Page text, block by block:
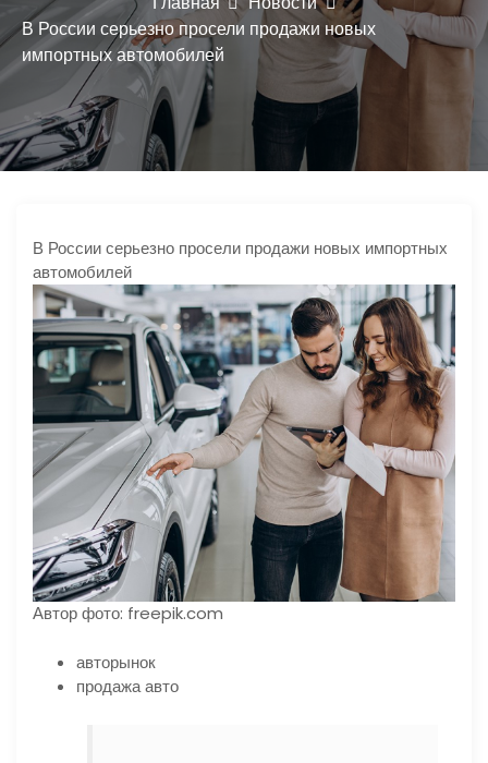
у
е
н
В России серьезно просели продажи новых
импортных автомобилей
В России серьезно просели продажи новых импортных
автомобилей
Автор фото: freepik.com
авторынок
продажа авто